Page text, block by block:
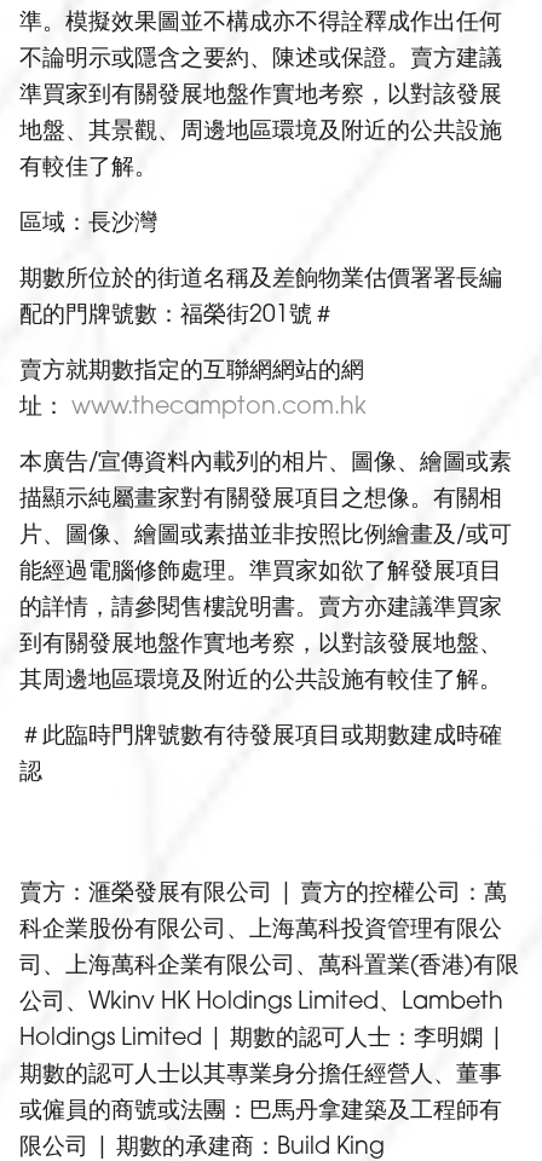
準。模擬效果圖並不構成亦不得詮釋成作出任何
不論明示或隱含之要約、陳述或保證。賣方建議
準買家到有關發展地盤作實地考察，以對該發展
地盤、其景觀、周邊地區環境及附近的公共設施
有較佳了解。
區域：長沙灣
期數所位於的街道名稱及差餉物業估價署署長編
配的門牌號數：福榮街201號＃
賣方就期數指定的互聯網網站的網
址： www.thecampton.com.hk
本廣告/宣傳資料內載列的相片、圖像、繪圖或素
描顯示純屬畫家對有關發展項目之想像。有關相
片、圖像、繪圖或素描並非按照比例繪畫及/或可
能經過電腦修飾處理。準買家如欲了解發展項目
的詳情，請參閱售樓說明書。賣方亦建議準買家
到有關發展地盤作實地考察，以對該發展地盤、
其周邊地區環境及附近的公共設施有較佳了解。
＃此臨時門牌號數有待發展項目或期數建成時確
認
賣方：滙榮發展有限公司 | 賣方的控權公司：萬
科企業股份有限公司、上海萬科投資管理有限公
司、上海萬科企業有限公司、萬科置業(香港)有限
公司、Wkinv HK Holdings Limited、Lambeth
Holdings Limited | 期數的認可人士：李明嫻 |
期數的認可人士以其專業身分擔任經營人、董事
或僱員的商號或法團：巴馬丹拿建築及工程師有
限公司 | 期數的承建商：Build King